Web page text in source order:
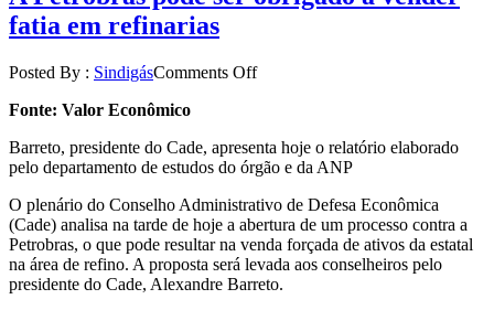
fatia em refinarias
Posted By : SindigásComments Off
Fonte: Valor Econômico
Barreto, presidente do Cade, apresenta hoje o relatório elaborado
pelo departamento de estudos do órgão e da ANP
O plenário do Conselho Administrativo de Defesa Econômica
(Cade) analisa na tarde de hoje a abertura de um processo contra a
Petrobras, o que pode resultar na venda forçada de ativos da estatal
na área de refino. A proposta será levada aos conselheiros pelo
presidente do Cade, Alexandre Barreto.